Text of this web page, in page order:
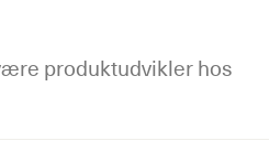
produktudvikler hos